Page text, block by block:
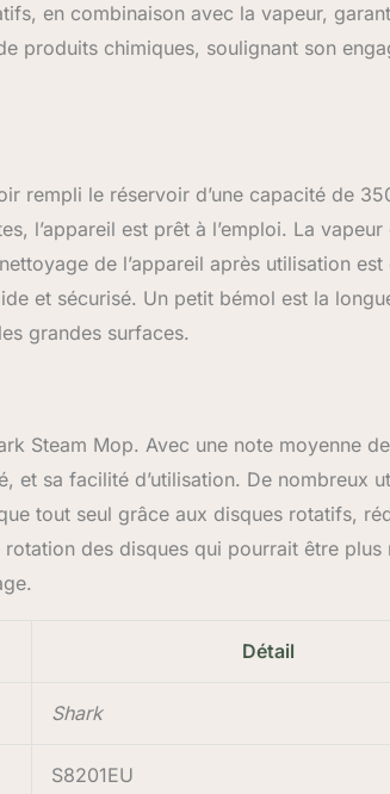
en combinaison avec la vapeur,
produits chimiques, soulignant son
rempli le réservoir d’une capacité de
l’appareil est prêt à l’emploi. La vapeur
de l’appareil après utilisation est
et sécurisé. Un petit bémol est la
grandes surfaces.
Steam Mop. Avec une note moyenne
sa facilité d’utilisation. De nombreux
tout seul grâce aux disques rotatifs,
des disques qui pourrait être plus
Détail
Shark
S8201EU